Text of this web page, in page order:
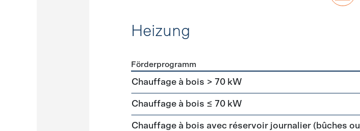
Heizung
Förderprogramme Heizung
Förderprogramm
Chauffage à bois > 70 kW
Chauffage à bois ≤ 70 kW
Chauffage à bois avec réservoir journalier (bûches ou